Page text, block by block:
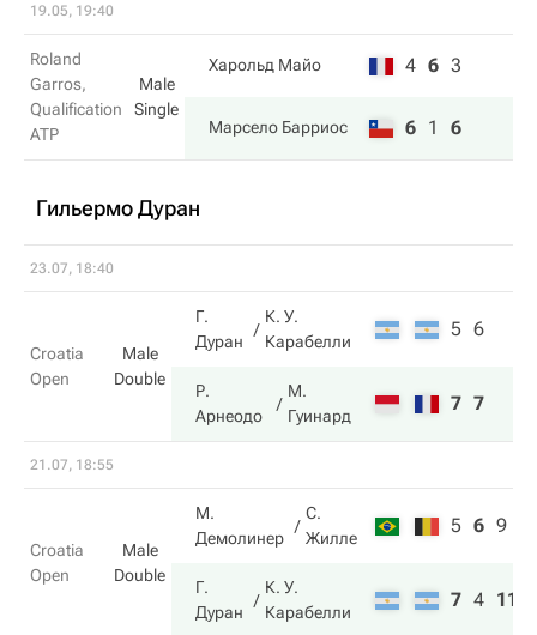
19.05, 19:40
Roland
Garros,
Qualification
ATP
Male
Single
Харольд Майо 4 6 3
Марсело Барриос 6 1 6
Гильермо Дуран
23.07, 18:40
Croatia
Open
Male
Double
Г.
Дуран
К. У.
Карабелли
5 6
Р.
Арнеодо
М.
Гуинард
7 7
21.07, 18:55
Croatia
Open
Male
Double
М.
Демолинер
С.
Жилле
5 6 9
Г.
Дуран
К. У.
Карабелли
7 4 11